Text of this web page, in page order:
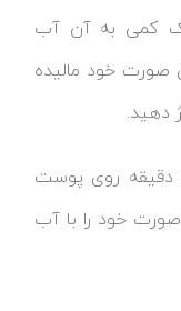
کمی به آن آب
صورت خود مالیده
دهید.
صبر کنید تا ماسک به مدت ۱۰ تا ۲۰ دقیقه روی پوست
خود را با آب